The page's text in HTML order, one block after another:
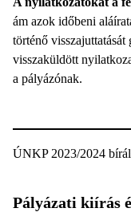
ám azok időbeni
történő
visszaküldött
a pályázónak.
ÚNKP 2023/2024
Pályázati kiírás